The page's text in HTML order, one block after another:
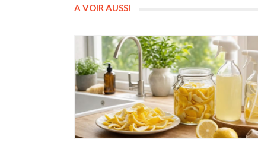
A VOIR AUSSI